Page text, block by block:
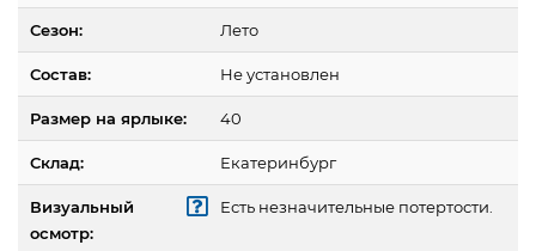
Сезон: Лето
Состав: Не установлен
Размер на ярлыке: 40
Склад: Екатеринбург
Визуальный
осмотр:
Есть незначительные потертости.